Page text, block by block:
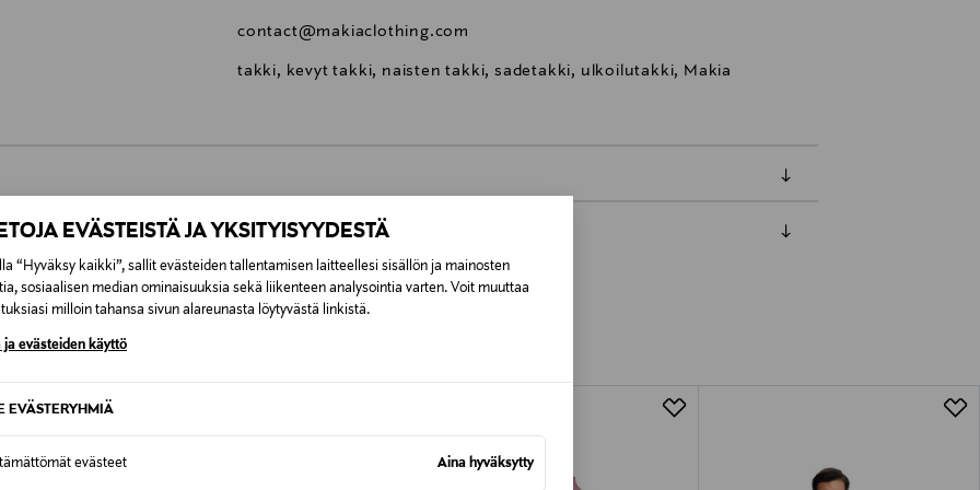
EVÄSTEISTÄ JA YKSITYISYYDESTÄ
“Hyväksy kaikki”, sallit evästeiden tallentamisen laitteellesi sisällön ja mainosten
sosiaalisen median ominaisuuksia sekä liikenteen analysointia varten. Voit muuttaa
milloin tahansa sivun alareunasta löytyvästä linkistä.
ja evästeiden käyttö
EVÄSTERYHMIÄ
evästeet Aina hyväksytty
contact@makiaclothing.com
takki, kevyt takki, naisten takki, sadetakki, ulkoilutakki, Makia
0,00 € – 4,90 €
Alk. 6,90 €, kun toimitus on saatavilla valittuun osoitteeseen.
tilaukseesi. Voit palauttaa tilaamasi tuotteen 30 vuorokauden kuluessa tuotteen vastaanottamisesta.
ilmoittaa palautuksesta etukäteen.
NÄISTÄ